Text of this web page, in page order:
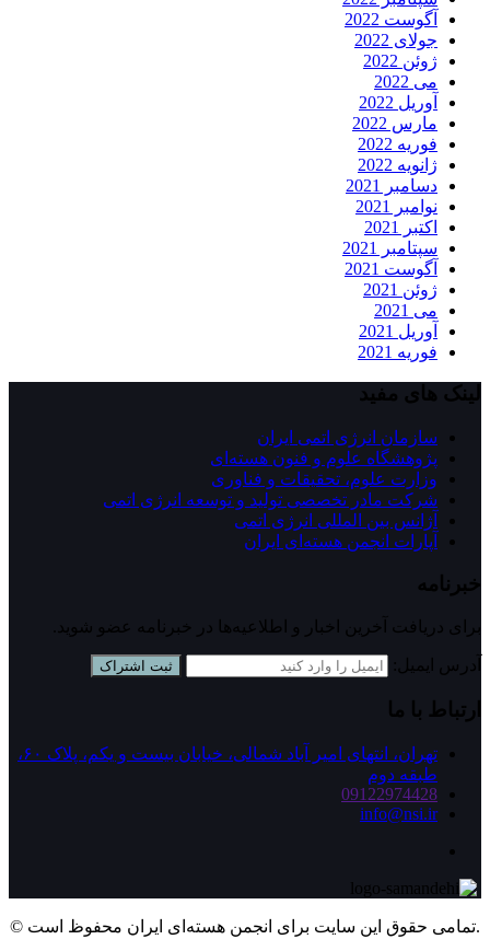
آگوست 2022
جولای 2022
ژوئن 2022
می 2022
آوریل 2022
مارس 2022
فوریه 2022
ژانویه 2022
دسامبر 2021
نوامبر 2021
اکتبر 2021
سپتامبر 2021
آگوست 2021
ژوئن 2021
می 2021
آوریل 2021
فوریه 2021
لینک های مفید
سازمان انرژی اتمی ایران
پژوهشگاه علوم و فنون هسته‌ای
وزارت علوم، تحقیقات و فناوری
شرکت مادر تخصصی تولید و توسعه انرژی اتمی
آژانس بین المللی انرژی اتمی
آپارات انجمن هسته‌ای ايران
خبرنامه
برای دریافت آخرین اخبار و اطلاعیه‌ها در خبرنامه عضو شوید.
آدرس ایمیل: ثبت اشتراک
ارتباط با ما
تهران، انتهای امیر آباد شمالی، خیابان بیست و یکم، پلاک ۶۰،
طبقه دوم
09122974428
info@nsi.ir
© تمامی حقوق این سایت برای انجمن هسته‌ای ایران محفوظ است.